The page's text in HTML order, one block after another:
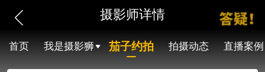
摄影师详情
首页 我是摄影狮 茄子约拍 拍摄动态 直播案例